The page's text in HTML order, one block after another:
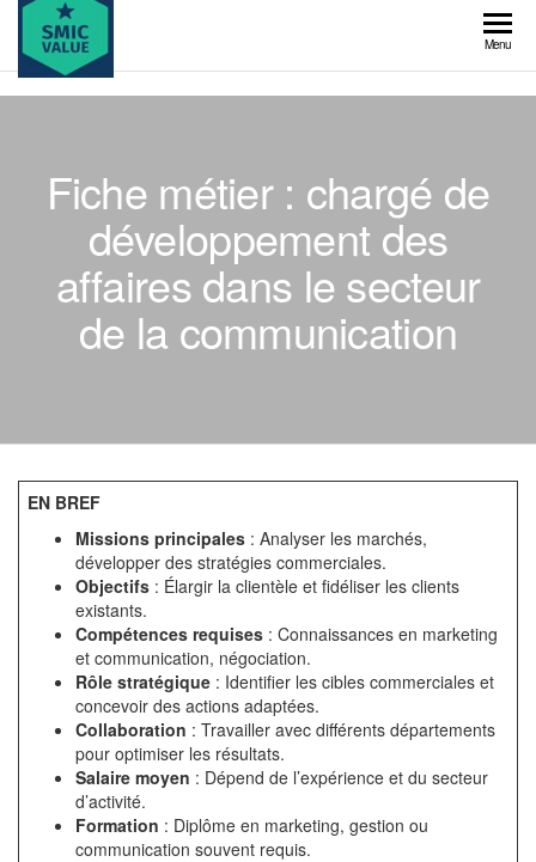
Skip
the
content
value
Menu
Fiche métier : chargé de
développement des
affaires dans le secteur
de la communication
EN BREF
Missions principales : Analyser les marchés,
développer des stratégies commerciales.
Objectifs : Élargir la clientèle et fidéliser les clients
existants.
Compétences requises : Connaissances en marketing
et communication, négociation.
Rôle stratégique : Identifier les cibles commerciales et
concevoir des actions adaptées.
Collaboration : Travailler avec différents départements
pour optimiser les résultats.
Salaire moyen : Dépend de l’expérience et du secteur
d’activité.
Formation : Diplôme en marketing, gestion ou
communication souvent requis.